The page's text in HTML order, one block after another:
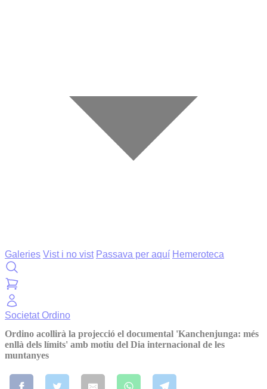
Galeries Vist i no vist Passava per aquí Hemeroteca
SocietatOrdino
Ordino acollirà la projecció el documental 'Kanchenjunga: més
enllà dels límits' amb motiu del Dia internacional de les
muntanyes